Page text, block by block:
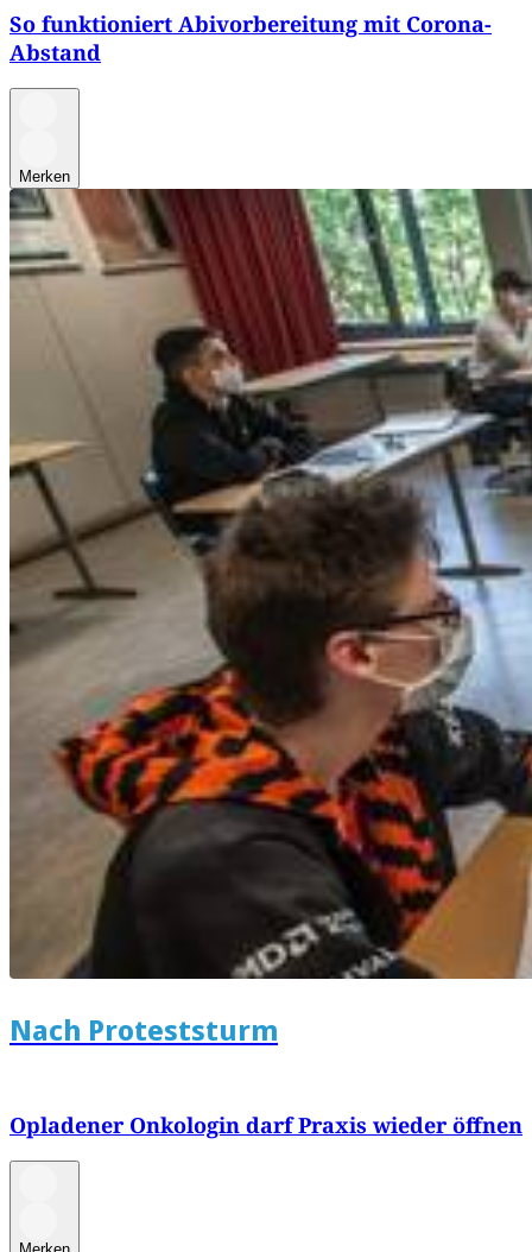
So funktioniert Abivorbereitung mit Corona-
Abstand
Merken
Nach Proteststurm
Opladener Onkologin darf Praxis wieder öffnen